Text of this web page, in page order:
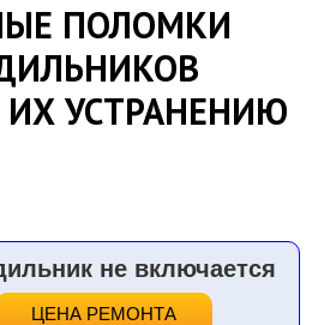
ПОЛОМКИ
УСТРАНЕНИЮ
не включается
ЦЕНА РЕМОНТА